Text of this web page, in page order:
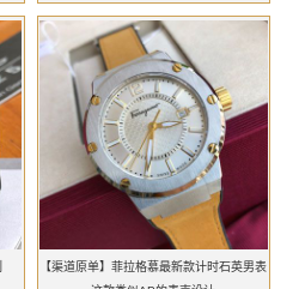
【渠道原单】菲拉格慕最新款计时石英男表